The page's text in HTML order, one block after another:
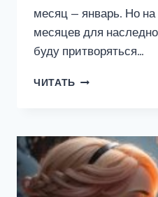
месяц — январь. Но на
месяцев для
буду притворяться…
ЧИТАТЬ
ОТБОР
НЕВЕСТ-
МЕСЯЦЕВ